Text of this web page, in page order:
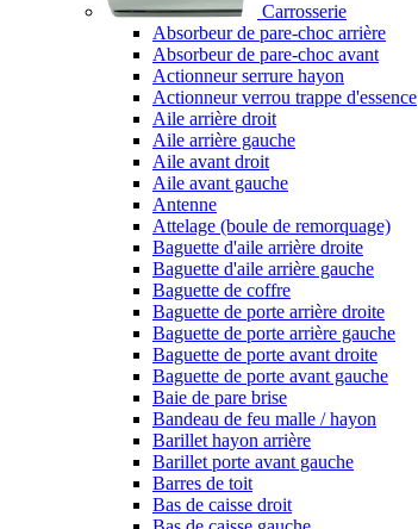
Carrosserie
Absorbeur de pare-choc arrière
Absorbeur de pare-choc avant
Actionneur serrure hayon
Actionneur verrou trappe d'essence
Aile arrière droit
Aile arrière gauche
Aile avant droit
Aile avant gauche
Antenne
Attelage (boule de remorquage)
Baguette d'aile arrière droite
Baguette d'aile arrière gauche
Baguette de coffre
Baguette de porte arrière droite
Baguette de porte arrière gauche
Baguette de porte avant droite
Baguette de porte avant gauche
Baie de pare brise
Bandeau de feu malle / hayon
Barillet hayon arrière
Barillet porte avant gauche
Barres de toit
Bas de caisse droit